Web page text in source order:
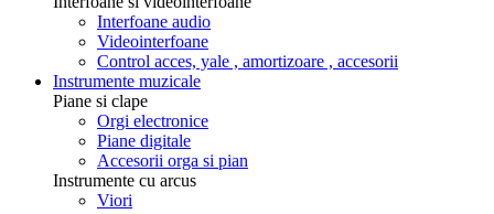
Interfoane audio
Videointerfoane
Control acces, yale , amortizoare , accesorii
Instrumente muzicale
Piane si clape
Orgi electronice
Piane digitale
Accesorii orga si pian
Instrumente cu arcus
Viori